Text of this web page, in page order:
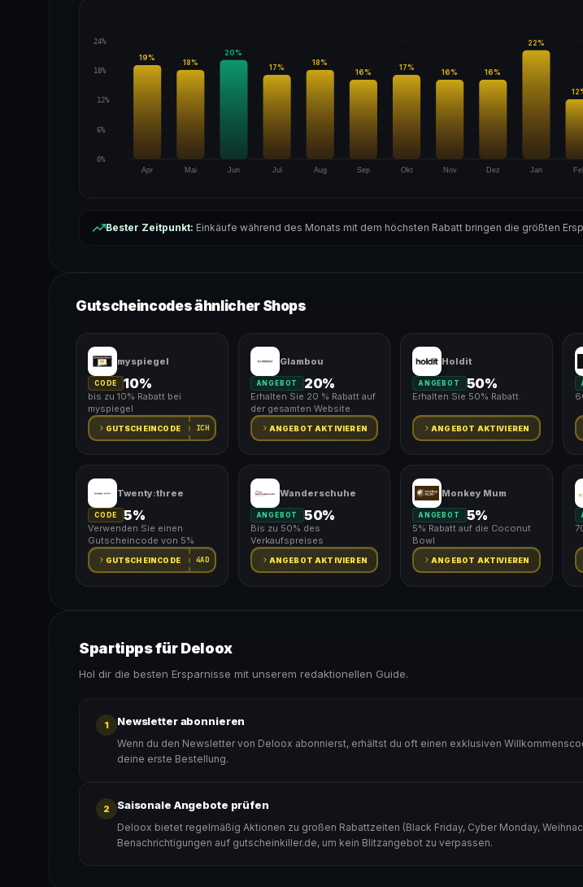
24%
18%
12%
6%
0%
Apr
19%
Mai
18%
Jun
20%
Jul
17%
Aug
18%
Sep
16%
Okt
17%
Nov
16%
Dez
16%
Jan
22%
12
Bester Zeitpunkt: Einkäufe während des Monats mit dem höchsten Rabatt bringen die größten
Gutscheincodes ähnlicher Shops
myspiegel
CODE 10%
bis zu 10% Rabatt bei
myspiegel
GUTSCHEINCODE ICH
Glambou
ANGEBOT 20%
Erhalten Sie 20 % Rabatt auf
der gesamten Website.
ANGEBOT AKTIVIEREN
Holdit
ANGEBOT 50%
Erhalten Sie 50% Rabatt.
ANGEBOT AKTIVIEREN
Twenty:three
CODE 5%
Verwenden Sie einen
Gutscheincode von 5%
GUTSCHEINCODE 4AD
Wanderschuhe
ANGEBOT 50%
Bis zu 50% des
Verkaufspreises
ANGEBOT AKTIVIEREN
Monkey Mum
ANGEBOT 5%
5% Rabatt auf die Coconut
Bowl
ANGEBOT AKTIVIEREN
Spartipps für Deloox
Hol dir die besten Ersparnisse mit unserem redaktionellen Guide.
1 Newsletter abonnieren
Wenn du den Newsletter von Deloox abonnierst, erhältst du oft einen exklusiven
deine erste Bestellung.
2 Saisonale Angebote prüfen
Deloox bietet regelmäßig Aktionen zu großen Rabattzeiten (Black Friday, Cyber Monday,
Benachrichtigungen auf gutscheinkiller.de, um kein Blitzangebot zu verpassen.